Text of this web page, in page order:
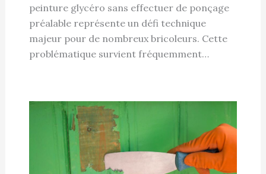
peinture glycéro sans effectuer de ponçage
préalable représente un défi technique
majeur pour de nombreux bricoleurs. Cette
problématique survient fréquemment…